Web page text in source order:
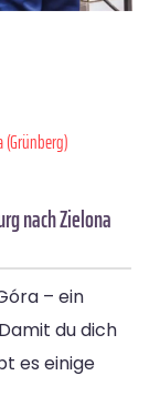
(Grünberg)
nach Zielona
– ein
du dich
es einige